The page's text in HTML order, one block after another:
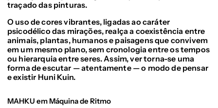
traçado das pinturas.
O uso de cores vibrantes, ligadas ao caráter
psicodélico das mirações, realça a coexistência entre
animais, plantas, humanos e paisagens que convivem
em um mesmo plano, sem cronologia entre os tempos
ou hierarquia entre seres. Assim, ver torna-se uma
forma de escutar — atentamente — o modo de pensar
e existir Huni Kuin.
MAHKU em Máquina de Ritmo